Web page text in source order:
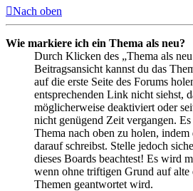
Nach oben
Wie markiere ich ein Thema als neu?
Durch Klicken des „Thema als
Beitragsansicht kannst du das
auf die erste Seite des Forums
entsprechenden Link nicht siehst,
möglicherweise deaktiviert oder
nicht genügend Zeit vergangen.
Thema nach oben zu holen,
darauf schreibst. Stelle jedoch
dieses Boards beachtest! Es wird
wenn ohne triftigen Grund auf alte
Themen geantwortet wird.